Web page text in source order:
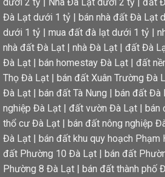
Đà Lạt dưới 1 tỷ | bán nhà đất Đà Lạt
dưới 1 tỷ | mua đất đà lạt dưới 1 tỷ |
nhà đất Đà Lạt | nhà Đà Lạt | đất Đà
Đà Lạt | bán homestay Đà Lạt | đất
Thọ Đà Lạt | bán đất Xuân Trường Đà
Đà Lạt | bán đất Tà Nung | bán đất Đà
nghiệp Đà Lạt | đất vườn Đà Lạt | bán
thổ cư Đà Lạt | bán đất nông nghiệp
Đà Lạt | bán đất khu quy hoạch Phạm
đất Phường 10 Đà Lạt | bán đất
Phường 8 Đà Lạt | bán đất thành phố